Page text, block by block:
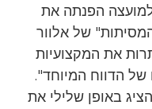
הפנתה את
של אלוור
את המקצועיות
הדווח המיוחד".
באופן שלילי את